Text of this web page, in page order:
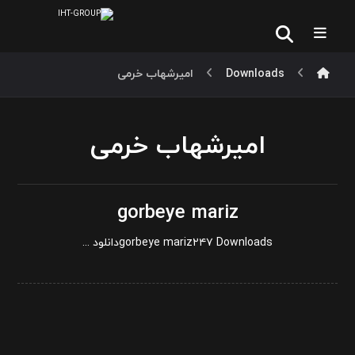
Downloads امیرشهاب خرمی
امیرشهاب خرمی
gorbeye mariz
gorbeye mariz۲۴۷ Downloadsدانلود ...